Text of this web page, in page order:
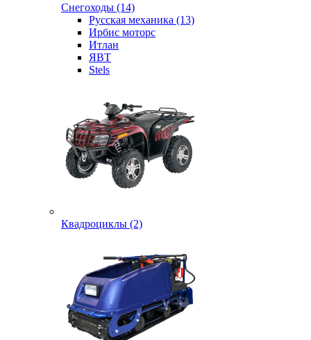
Снегоходы (14)
Русская механика (13)
Ирбис моторс
Итлан
ЯВТ
Stels
Квадроциклы (2)